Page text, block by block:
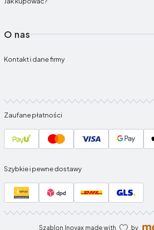
O nas
Kontakt i dane firmy
Zaufane płatności
Szybkie i pewne dostawy
Szablon Inovax made with by